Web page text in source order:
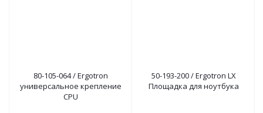
80-105-064 / Ergotron
универсальное крепление
CPU
50-193-200 / Ergotron LX
Площадка для ноутбука